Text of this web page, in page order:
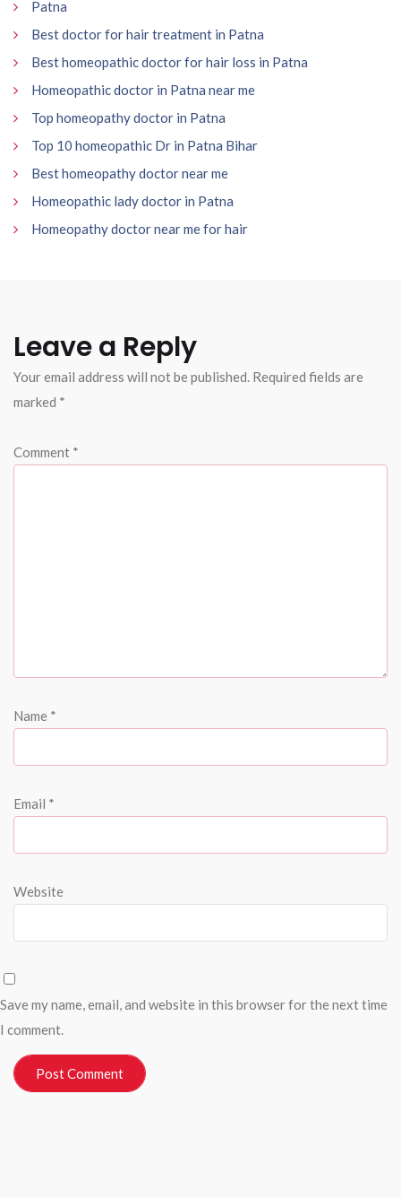
Patna
Best doctor for hair treatment in Patna
Best homeopathic doctor for hair loss in Patna
Homeopathic doctor in Patna near me
Top homeopathy doctor in Patna
Top 10 homeopathic Dr in Patna Bihar
Best homeopathy doctor near me
Homeopathic lady doctor in Patna
Homeopathy doctor near me for hair
Leave a Reply
Your email address will not be published. Required fields are
marked *
Comment *
Name *
Email *
Website
Save my name, email, and website in this browser for the next time
I comment.